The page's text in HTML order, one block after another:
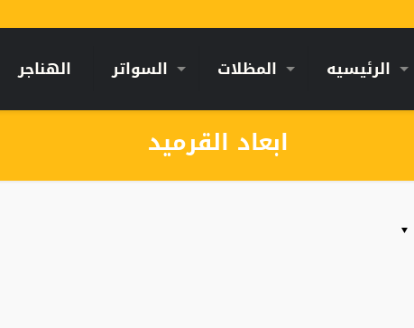
الرئيسيه المظلات السواتر الهناجر
ابعاد القرميد